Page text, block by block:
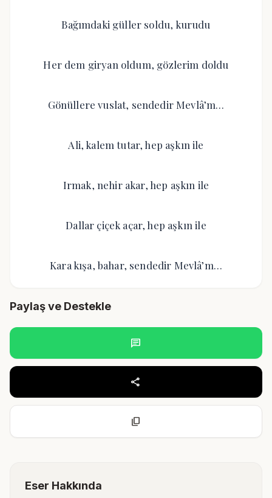
Bağımdaki güller soldu, kurudu
Her dem giryan oldum, gözlerim doldu
Gönüllere vuslat, sendedir Mevlâ’m…
Ali, kalem tutar, hep aşkın ile
Irmak, nehir akar, hep aşkın ile
Dallar çiçek açar, hep aşkın ile
Kara kışa, bahar, sendedir Mevlâ’m…
Paylaş ve Destekle
chat
share
content_copy
Eser Hakkında